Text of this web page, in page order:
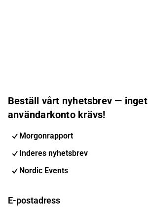
Beställ vårt nyhetsbrev — inget
användarkonto krävs!
Morgonrapport
Inderes nyhetsbrev
Nordic Events
E-postadress